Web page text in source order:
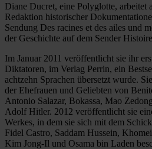
Diane Ducret, eine Polyglotte, arbeitet
Redaktion historischer
Sendung Des racines et des ailes und
der Geschichte auf dem Sender
Im Januar 2011 veröffentlicht sie ihr
Diktatoren, im Verlag Perrin, ein
achtzehn Sprachen übersetzt wurde.
der Ehefrauen und Geliebten von
Antonio Salazar, Bokassa, Mao
Adolf Hitler. 2012 veröffentlicht sie
Werkes, in dem sie sich mit dem
Fidel Castro, Saddam Hussein,
Kim Jong-Il und Osama bin Laden